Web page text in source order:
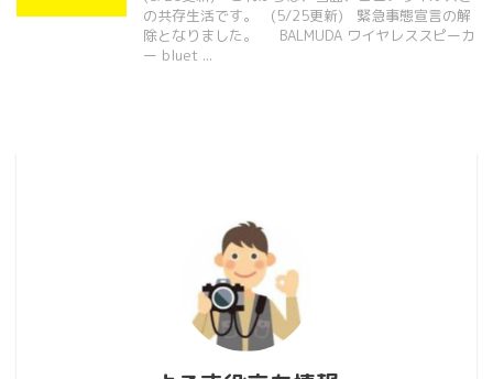
の共存生活です。 (5/25更新) 緊急事態宣言の解
除となりました。 BALMUDA ワイヤレススピーカ
ー bluet ...